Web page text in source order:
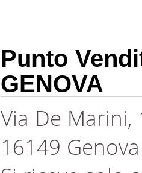
Punto
GENOVA
Via De Marini,
16149 Genova